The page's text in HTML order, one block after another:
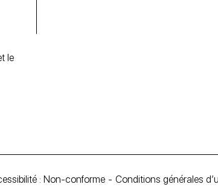
le
: Non-conforme Conditions générales